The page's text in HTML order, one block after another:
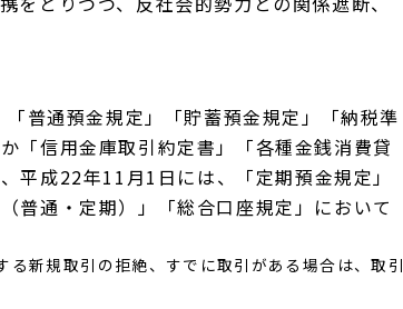
普通預金規定」「貯蓄預金規定」「納税準
「信用金庫取引約定書」「各種金銭消費貸
成22年11月1日には、「定期預金規定」
普通・定期）」「総合口座規定」において
新規取引の拒絶、すでに取引がある場合は、取引